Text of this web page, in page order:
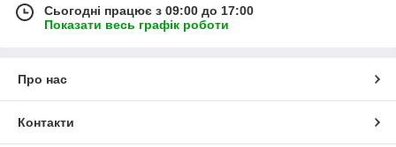
Сьогодні працює з 09:00 до 17:00
Показати весь графік роботи
Про нас
Контакти